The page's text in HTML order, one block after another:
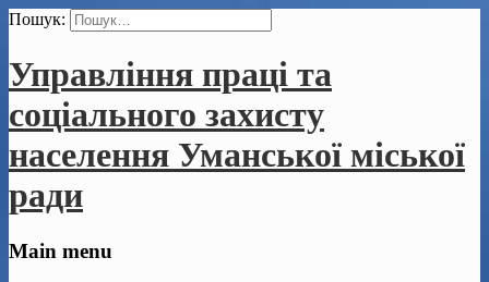
Пошук:
Управління праці та
соціального захисту
населення Уманської міської
ради
Main menu